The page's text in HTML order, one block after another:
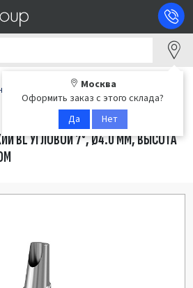
Москва
Оформить заказ с этого склада?
Да
Нет
BL УГЛОВОЙ 7°, Ø4.0 ММ, ВЫСОТА